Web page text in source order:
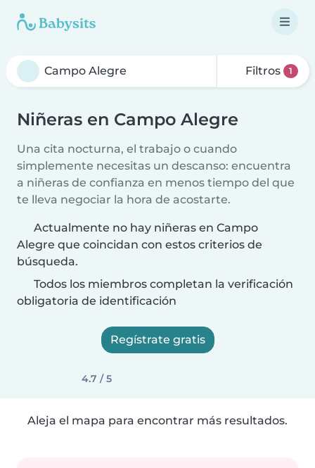
Filtros 1
Niñeras en Campo Alegre
Una cita nocturna, el trabajo o cuando
simplemente necesitas un descanso: encuentra
a niñeras de confianza en menos tiempo del que
te lleva negociar la hora de acostarte.
Actualmente no hay niñeras en Campo
Alegre que coincidan con estos criterios de
búsqueda.
Todos los miembros completan la verificación
obligatoria de identificación
Regístrate gratis
4.7 / 5
Aleja el mapa para encontrar más resultados.